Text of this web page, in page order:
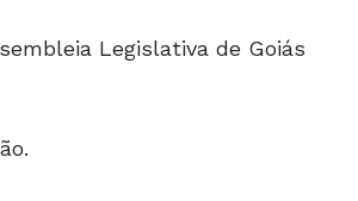
Legislativa de Goiás